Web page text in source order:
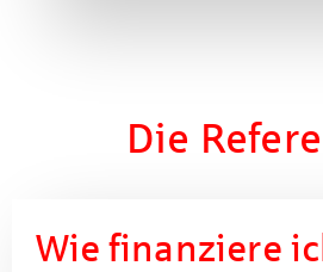
Die
Wie finanziere